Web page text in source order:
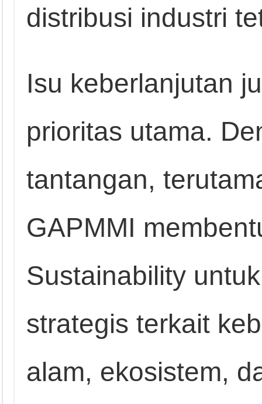
distribusi industri
Isu keberlanjutan
prioritas utama.
tantangan,
GAPMMI
Sustainability
strategis terkait
alam, ekosistem,